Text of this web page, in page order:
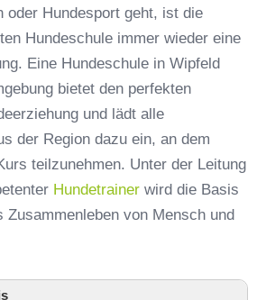
oder Hundesport geht, ist die
Hundeschule immer wieder eine
Eine Hundeschule in Wipfeld
bietet den perfekten
und lädt alle
der Region dazu ein, an dem
teilzunehmen. Unter der Leitung
Hundetrainer wird die Basis
Zusammenleben von Mensch und